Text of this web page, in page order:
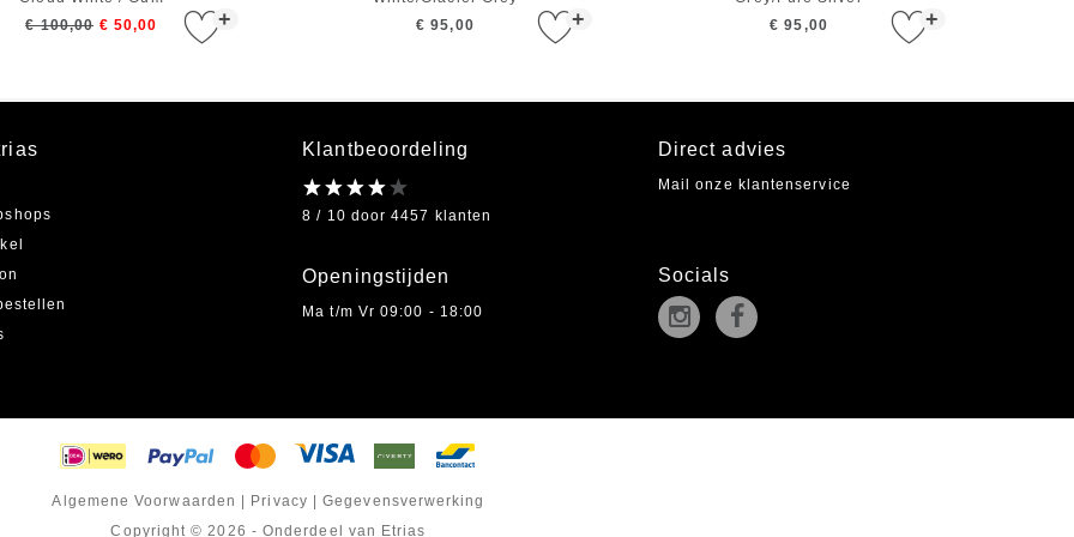
+
€ 100,00 € 50,00 +
€ 95,00
+
€ 95,00
Klantbeoordeling
8 / 10 door 4457 klanten
Openingstijden
Ma t/m Vr 09:00 - 18:00
Direct advies
Mail onze klantenservice
Socials
Algemene Voorwaarden Privacy |Gegevensverwerking
Copyright © 2026 - Onderdeel van Etrias